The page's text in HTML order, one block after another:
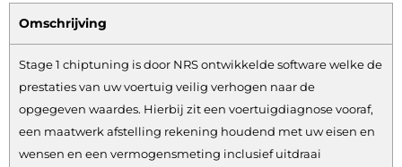
Omschrijving
Stage 1 chiptuning is door NRS ontwikkelde software welke de
prestaties van uw voertuig veilig verhogen naar de
opgegeven waardes. Hierbij zit een voertuigdiagnose vooraf,
een maatwerk afstelling rekening houdend met uw eisen en
wensen en een vermogensmeting inclusief uitdraai